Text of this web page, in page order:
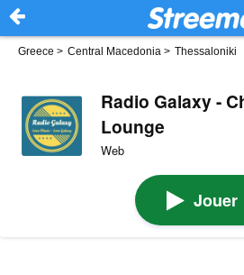
Greece > Central Macedonia > Thessaloniki
Radio Galaxy -
Lounge
Web
Jouer